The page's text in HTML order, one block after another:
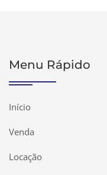
Menu Rápido
Início
Venda
Locação